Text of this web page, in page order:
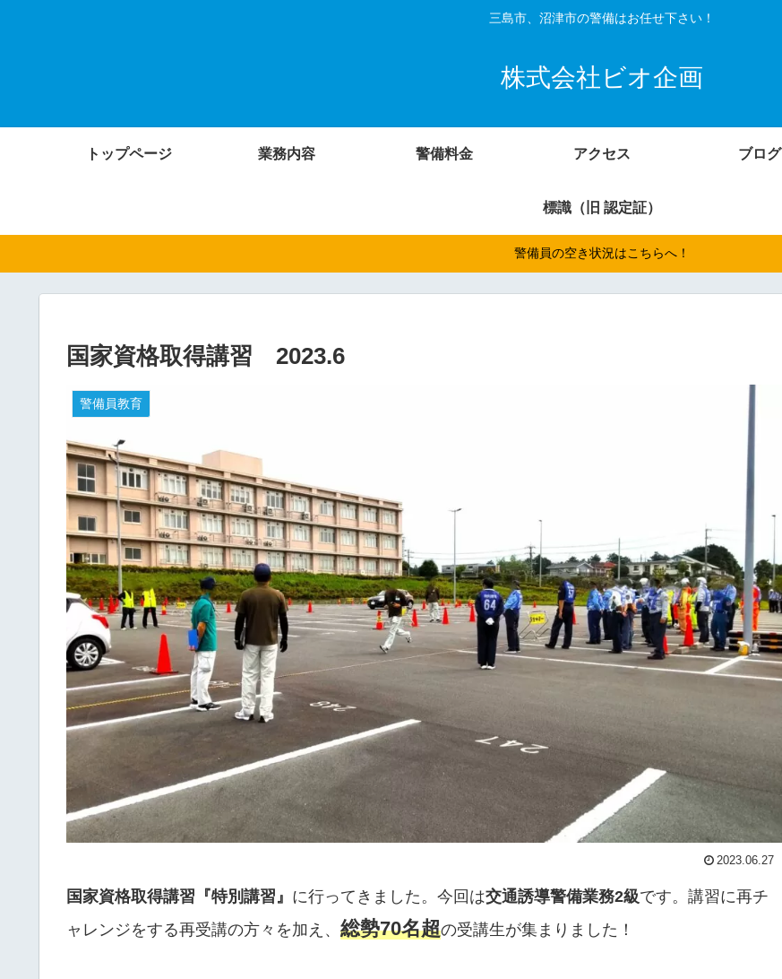
三島市、沼津市の警備はお任せ下さい！
株式会社ビオ企画
トップページ 業務内容 警備料金 アクセス ブログ
標識（旧 認定証）
警備員の空き状況はこちらへ！
国家資格取得講習 2023.6
警備員教育
2023.06.27
国家資格取得講習『特別講習』 に行ってきました。今回は交通誘導警備業務2級です。講習に再チ
ャレンジをする再受講の方々を加え、 総勢70名超の受講生が集まりました！